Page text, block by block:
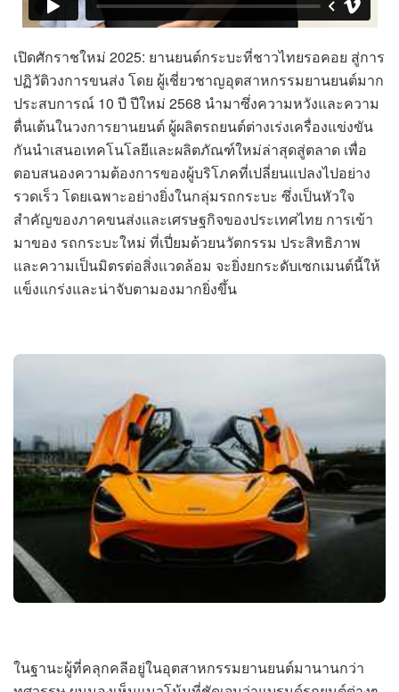
เปิดศักราชใหม่ 2025: ยานยนต์กระบะที่ชาวไทยรอคอย สู่การ
ปฏิวัติวงการขนส่ง โดย ผู้เชี่ยวชาญอุตสาหกรรมยานยนต์มาก
ประสบการณ์ 10 ปี ปีใหม่ 2568 นำมาซึ่งความหวังและความ
ตื่นเต้นในวงการยานยนต์ ผู้ผลิตรถยนต์ต่างเร่งเครื่องแข่งขัน
กันนำเสนอเทคโนโลยีและผลิตภัณฑ์ใหม่ล่าสุดสู่ตลาด เพื่อ
ตอบสนองความต้องการของผู้บริโภคที่เปลี่ยนแปลงไปอย่าง
รวดเร็ว โดยเฉพาะอย่างยิ่งในกลุ่มรถกระบะ ซึ่งเป็นหัวใจ
สำคัญของภาคขนส่งและเศรษฐกิจของประเทศไทย การเข้า
มาของ รถกระบะใหม่ ที่เปี่ยมด้วยนวัตกรรม ประสิทธิภาพ
และความเป็นมิตรต่อสิ่งแวดล้อม จะยิ่งยกระดับเซกเมนต์นี้ให้
แข็งแกร่งและน่าจับตามองมากยิ่งขึ้น
ในฐานะผู้ที่คลุกคลีอยู่ในอุตสาหกรรมยานยนต์มานานกว่า